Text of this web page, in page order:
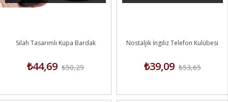
Silah Tasarımlı Kupa Bardak
₺44,69 ₺50,29
Nostaljik İngiliz Telefon Kulübesi
₺39,09 ₺53,65